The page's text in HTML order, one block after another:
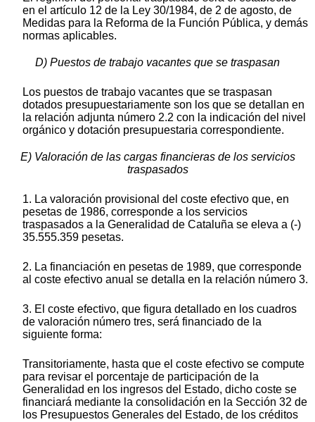
en el artículo 12 de la Ley 30/1984, de 2 de agosto, de
Medidas para la Reforma de la Función Pública, y demás
normas aplicables.
D) Puestos de trabajo vacantes que se traspasan
Los puestos de trabajo vacantes que se traspasan
dotados presupuestariamente son los que se detallan en
la relación adjunta número 2.2 con la indicación del nivel
orgánico y dotación presupuestaria correspondiente.
E) Valoración de las cargas financieras de los servicios
traspasados
1. La valoración provisional del coste efectivo que, en
pesetas de 1986, corresponde a los servicios
traspasados a la Generalidad de Cataluña se eleva a (-)
35.555.359 pesetas.
2. La financiación en pesetas de 1989, que corresponde
al coste efectivo anual se detalla en la relación número 3.
3. El coste efectivo, que figura detallado en los cuadros
de valoración número tres, será financiado de la
siguiente forma:
Transitoriamente, hasta que el coste efectivo se compute
para revisar el porcentaje de participación de la
Generalidad en los ingresos del Estado, dicho coste se
financiará mediante la consolidación en la Sección 32 de
los Presupuestos Generales del Estado, de los créditos